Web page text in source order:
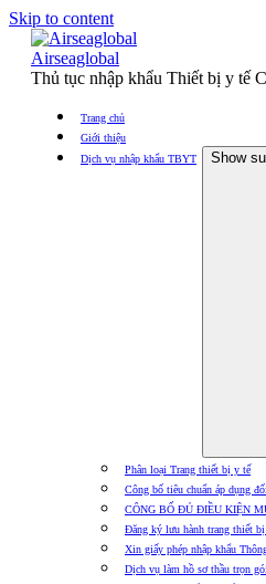
Skip to content
Airseaglobal
Thủ tục nhập khẩu Thiết bị y tế
Trang chủ
Giới thiệu
Dịch vụ nhập khẩu TBYT
Show
Phân loại Trang thiết bị y tế
Công bố tiêu chuẩn áp dụng
CÔNG BỐ ĐỦ ĐIỀU KIỆN
Đăng ký lưu hành trang thiết
Xin giấy phép nhập khẩu
Dịch vụ làm hồ sơ thầu trọn gói